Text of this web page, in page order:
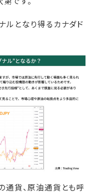
ルとなり得るカナダド
通貨、原油通貨とも呼